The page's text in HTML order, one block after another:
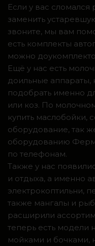
Если у вас сломался
заменить
звоните, мы вам
есть комплекты
можно
Ещё у нас есть
доильные
подобрать именно
или коз. По
купить маслобойки,
оборудование, так
оборудованию
по телефонам.
Также у нас
и отдыха, а именно
электрокоптильни,
также мангалы и
расширили
теперь есть модели
мойками и бочками,